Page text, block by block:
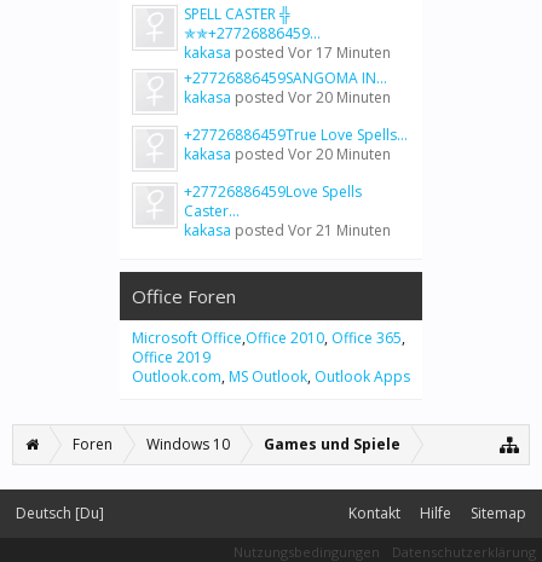
SPELL CASTER ╬
✯✯+27726886459...
kakasa posted Vor 17 Minuten
+27726886459SANGOMA IN...
kakasa posted Vor 20 Minuten
+27726886459True Love Spells...
kakasa posted Vor 20 Minuten
+27726886459Love Spells
Caster...
kakasa posted Vor 21 Minuten
Office Foren
Microsoft Office,Office 2010, Office 365,
Office 2019
Outlook.com, MS Outlook, Outlook Apps
Foren Windows 10 Games und Spiele
Deutsch [Du] Kontakt Hilfe Sitemap
Nutzungsbedingungen
Datenschutzerklärung